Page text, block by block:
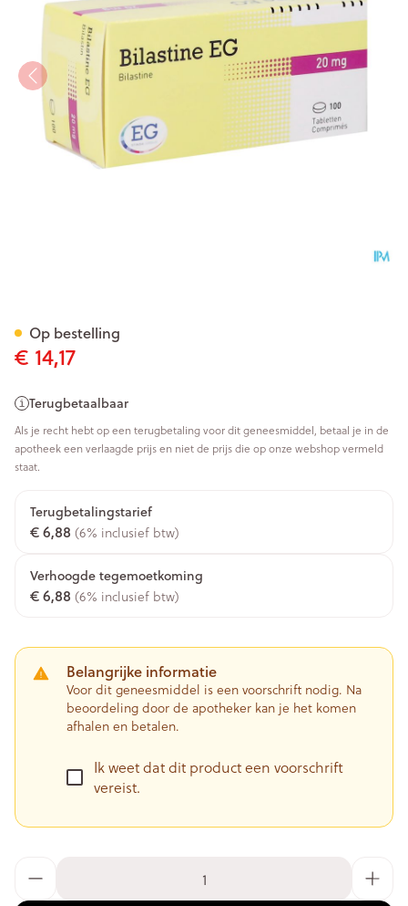
€ 14,17
Terugbetaalbaar
Als je recht hebt op een terugbetaling voor dit geneesmiddel, betaal je in de
apotheek een verlaagde prijs en niet de prijs die op onze webshop vermeld
staat.
Terugbetalingstarief
€ 6,88 (6% inclusief btw)
Verhoogde tegemoetkoming
€ 6,88 (6% inclusief btw)
Belangrijke informatie
Voor dit geneesmiddel is een voorschrift nodig. Na
beoordeling door de apotheker kan je het komen
afhalen en betalen.
Ik weet dat dit product een voorschrift
vereist.
Op bestelling